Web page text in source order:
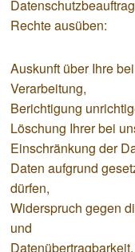
Rechte ausüben:
Auskunft über Ihre
Verarbeitung,
Berichtigung
Löschung Ihrer bei
Einschränkung der
Daten aufgrund
dürfen,
Widerspruch gegen
und